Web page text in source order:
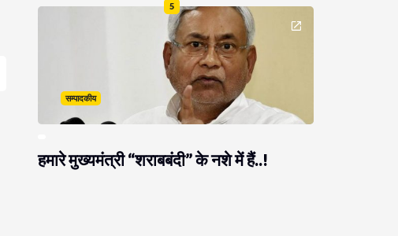
5
सम्पादकीय
हमारे मुख्यमंत्री “शराबबंदी” के नशे में हैं..!